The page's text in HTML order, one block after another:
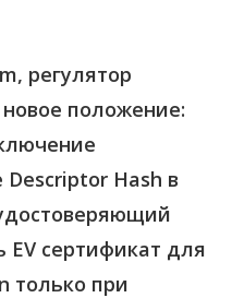
регулятор
положение:
Hash в
EV сертификат для
только при